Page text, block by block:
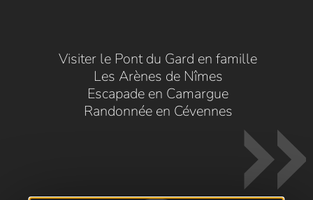
Visiter le Pont du Gard en famille
Les Arènes de Nîmes
Escapade en Camargue
Randonnée en Cévennes